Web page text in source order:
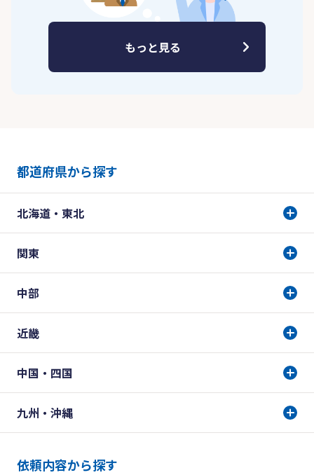
もっと見る
都道府県から探す
北海道・東北
関東
中部
近畿
中国・四国
九州・沖縄
依頼内容から探す